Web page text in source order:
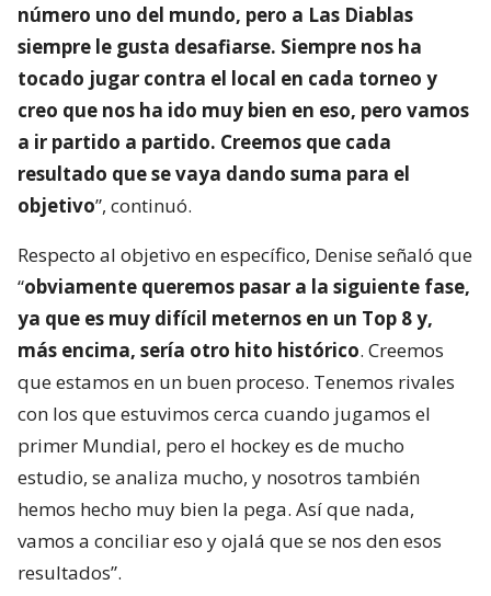
número uno del mundo, pero a Las Diablas
siempre le gusta desafiarse. Siempre nos ha
tocado jugar contra el local en cada torneo y
creo que nos ha ido muy bien en eso, pero vamos
a ir partido a partido. Creemos que cada
resultado que se vaya dando suma para el
objetivo”, continuó.
Respecto al objetivo en específico, Denise señaló que
“obviamente queremos pasar a la siguiente fase,
ya que es muy difícil meternos en un Top 8 y,
más encima, sería otro hito histórico. Creemos
que estamos en un buen proceso. Tenemos rivales
con los que estuvimos cerca cuando jugamos el
primer Mundial, pero el hockey es de mucho
estudio, se analiza mucho, y nosotros también
hemos hecho muy bien la pega. Así que nada,
vamos a conciliar eso y ojalá que se nos den esos
resultados”.